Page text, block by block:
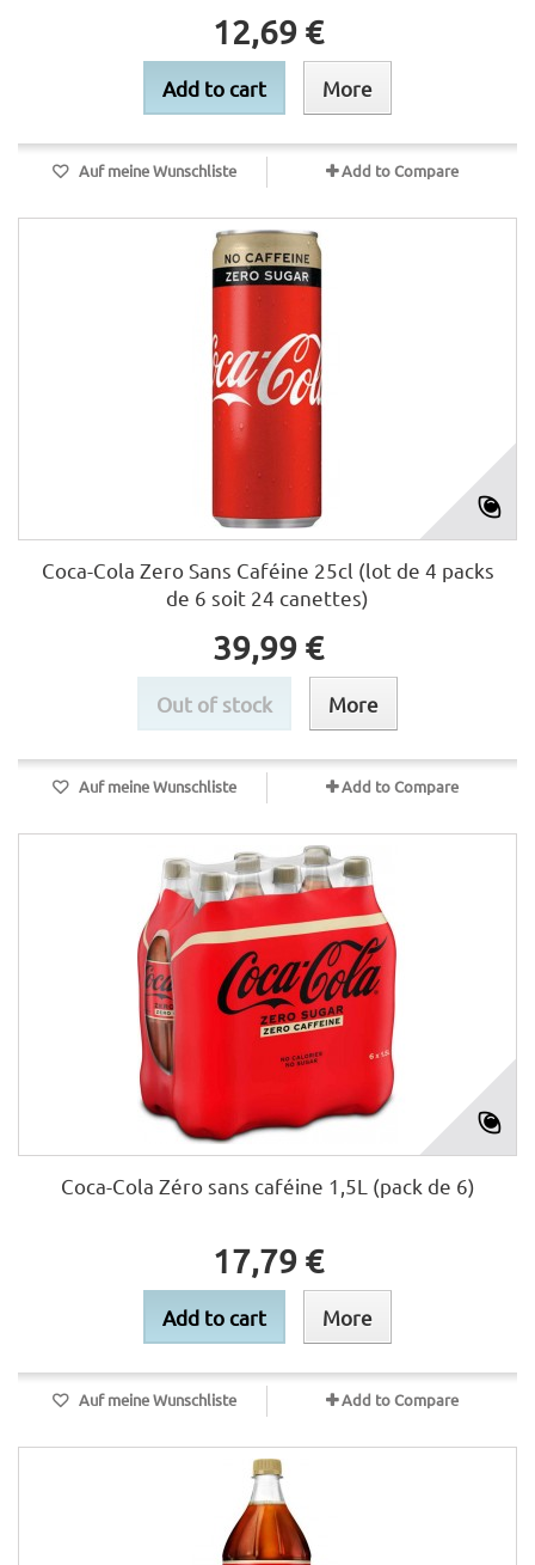
12,69 €
Add to cart More
Auf meine Wunschliste Add to Compare
Coca-Cola Zero Sans Caféine 25cl (lot de 4 packs
de 6 soit 24 canettes)
39,99 €
Out of stock More
Auf meine Wunschliste Add to Compare
Coca-Cola Zéro sans caféine 1,5L (pack de 6)
17,79 €
Add to cart More
Auf meine Wunschliste Add to Compare